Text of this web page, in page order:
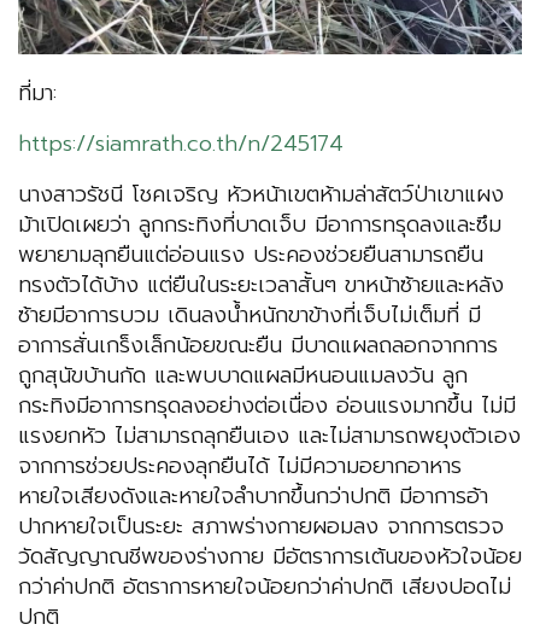
ที่มา:
https://siamrath.co.th/n/245174
นางสาวรัชนี​ โชคเจริญ​ หัวหน้าเขตห้ามล่าสัตว์ป่าเขาแผง
ม้าเปิดเผยว่า ลูกกระทิงที่บาดเจ็บ มีอาการทรุดลงและซึม
พยายามลุกยืนแต่อ่อนแรง ประคองช่วยยืนสามารถยืน
ทรงตัวได้บ้าง แต่ยืนในระยะเวลาสั้นๆ ขาหน้าซ้ายและหลัง
ซ้ายมีอาการบวม เดินลงน้ำหนักขาข้างที่เจ็บไม่เต็มที่ มี
อาการสั่นเกร็งเล็กน้อยขณะยืน มีบาดแผลถลอกจากการ
ถูกสุนัขบ้านกัด และพบบาดแผลมีหนอนแมลงวัน ลูก
กระทิงมีอาการทรุดลงอย่างต่อเนื่อง อ่อนแรงมากขึ้น ไม่มี
แรงยกหัว ไม่สามารถลุกยืนเอง และไม่สามารถพยุงตัวเอง
จากการช่วยประคองลุกยืนได้ ไม่มีความอยากอาหาร
หายใจเสียงดังและหายใจลำบากขึ้นกว่าปกติ มีอาการอ้า
ปากหายใจเป็นระยะ สภาพร่างกายผอมลง จากการตรวจ
วัดสัญญาณชีพของร่างกาย มีอัตราการเต้นของหัวใจน้อย
กว่าค่าปกติ อัตราการหายใจน้อยกว่าค่าปกติ เสียงปอดไม่
ปกติ